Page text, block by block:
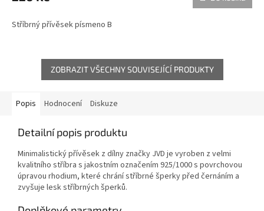
Stříbrný přívěsek písmeno B
ZOBRAZIT VŠECHNY SOUVISEJÍCÍ PRODUKTY
Popis Hodnocení Diskuze
Detailní popis produktu
Minimalistický přívěsek z dílny značky JVD je vyroben z velmi
kvalitního stříbra s jakostním označením 925/1000 s povrchovou
úpravou rhodium, které chrání stříbrné šperky před černáním a
zvyšuje lesk stříbrných šperků.